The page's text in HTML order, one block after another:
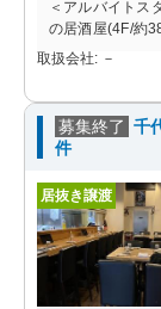
＜アルバイトス
の居酒屋(4F/約
取扱会社: －
募集終了 千
件
居抜き譲渡